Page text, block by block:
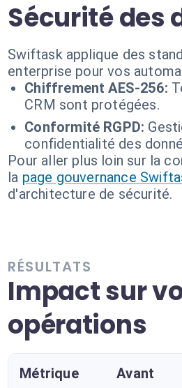
Sécurité des
Swiftask applique des
enterprise pour vos
Chiffrement AES-256:
CRM sont protégées.
Conformité RGPD:
confidentialité des
Pour aller plus loin sur la
la page gouvernance
d'architecture de sécurité.
RÉSULTATS
Impact sur
opérations
Métrique Avant